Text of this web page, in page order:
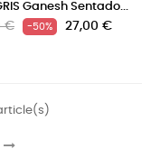
Ganesh Sentado...
€ -50% Precio
27,00 €